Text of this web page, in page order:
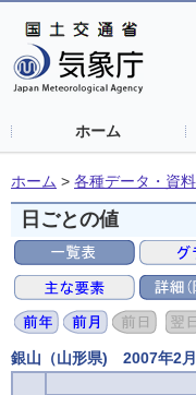
ホーム
ホーム > 各種データ・資料
日ごとの値
銀山（山形県) 2007年2